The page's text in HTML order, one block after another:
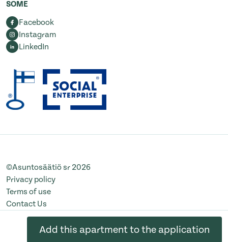
SOME
Facebook
Instagram
LinkedIn
©Asuntosäätiö sr 2026
Privacy policy
Terms of use
Contact Us
Change cookie settings
Add this apartment to the application